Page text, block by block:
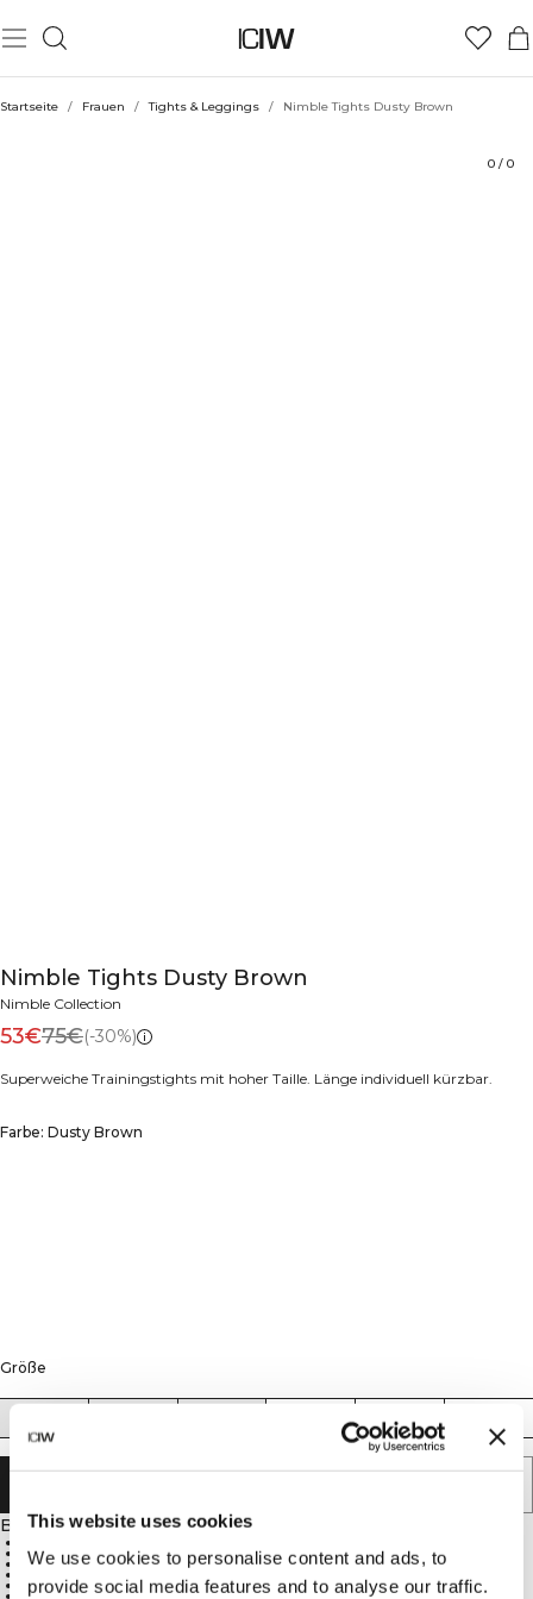
This website uses cookies
We use cookies to personalise content and ads, to
provide social media features and to analyse our traffic.
Startseite / Frauen / Tights & Leggings / Nimble Tights Dusty Brown
0 / 0
Nimble Tights Dusty Brown
Nimble Collection
53€75€(-30%)
Superweiche Trainingstights mit hoher Taille. Länge individuell kürzbar.
Farbe: Dusty Brown
Größe
XL
Beschreibung
Vier anpassbare Längenmarkierungen
Hochgeschnittene Taille mit elastischem Bund
Feuchtigkeitsableitendes Material